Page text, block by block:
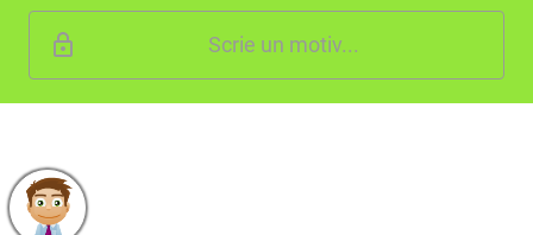
Scrie un motiv...